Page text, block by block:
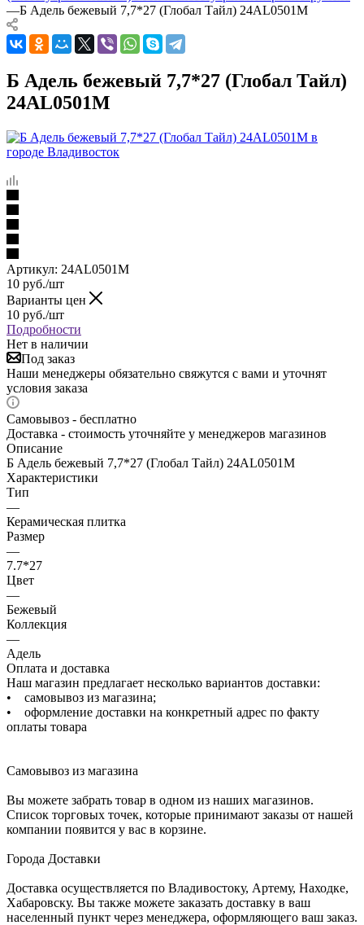
—Б Адель бежевый 7,7*27 (Глобал Тайл) 24AL0501M
Б Адель бежевый 7,7*27 (Глобал Тайл)
24AL0501M
Артикул: 24AL0501M
10 руб./шт
Варианты цен
10 руб./шт
Подробности
Нет в наличии
Под заказ
Наши менеджеры обязательно свяжутся с вами и уточнят
условия заказа
Самовывоз - бесплатно
Доставка - стоимость уточняйте у менеджеров магазинов
Описание
Б Адель бежевый 7,7*27 (Глобал Тайл) 24AL0501M
Характеристики
Тип
—
Керамическая плитка
Размер
—
7.7*27
Цвет
—
Бежевый
Коллекция
—
Адель
Оплата и доставка
Наш магазин предлагает несколько вариантов доставки:
• самовывоз из магазина;
• оформление доставки на конкретный адрес по факту
оплаты товара
Самовывоз из магазина
Вы можете забрать товар в одном из наших магазинов.
Список торговых точек, которые принимают заказы от нашей
компании появится у вас в корзине.
Города Доставки
Доставка осуществляется по Владивостоку, Артему, Находке,
Хабаровску. Вы также можете заказать доставку в ваш
населенный пункт через менеджера, оформляющего ваш заказ.